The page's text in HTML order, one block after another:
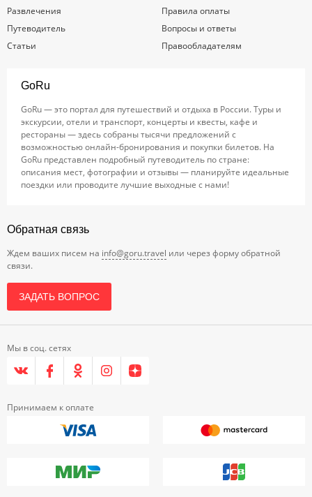
Развлечения
Путеводитель
Статьи
Правила оплаты
Вопросы и ответы
Правообладателям
GoRu
GoRu — это портал для путешествий и отдыха в России. Туры и
экскурсии, отели и транспорт, концерты и квесты, кафе и
рестораны — здесь собраны тысячи предложений с
возможностью онлайн-бронирования и покупки билетов. На
GoRu представлен подробный путеводитель по стране:
описания мест, фотографии и отзывы — планируйте идеальные
поездки или проводите лучшие выходные с нами!
Обратная связь
Ждем ваших писем на info@goru.travel или через форму обратной
связи.
ЗАДАТЬ ВОПРОС
Мы в соц. сетях
Принимаем к оплате